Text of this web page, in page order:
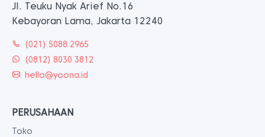
Jl. Teuku Nyak Arief No.16
Kebayoran Lama, Jakarta 12240
(021) 5088 2965
(0812) 8030 3812
hello@yoona.id
PERUSAHAAN
Toko